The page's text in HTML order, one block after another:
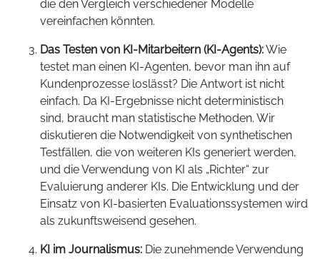
die den Vergleich verschiedener Modelle
vereinfachen könnten.
Das Testen von KI-Mitarbeitern (KI-Agents):Wie
testet man einen KI-Agenten, bevor man ihn auf
Kundenprozesse loslässt? Die Antwort ist nicht
einfach. Da KI-Ergebnisse nicht deterministisch
sind, braucht man statistische Methoden. Wir
diskutieren die Notwendigkeit von synthetischen
Testfällen, die von weiteren KIs generiert werden,
und die Verwendung von KI als „Richter“ zur
Evaluierung anderer KIs. Die Entwicklung und der
Einsatz von KI-basierten Evaluationssystemen wird
als zukunftsweisend gesehen.
KI im Journalismus: Die zunehmende Verwendung